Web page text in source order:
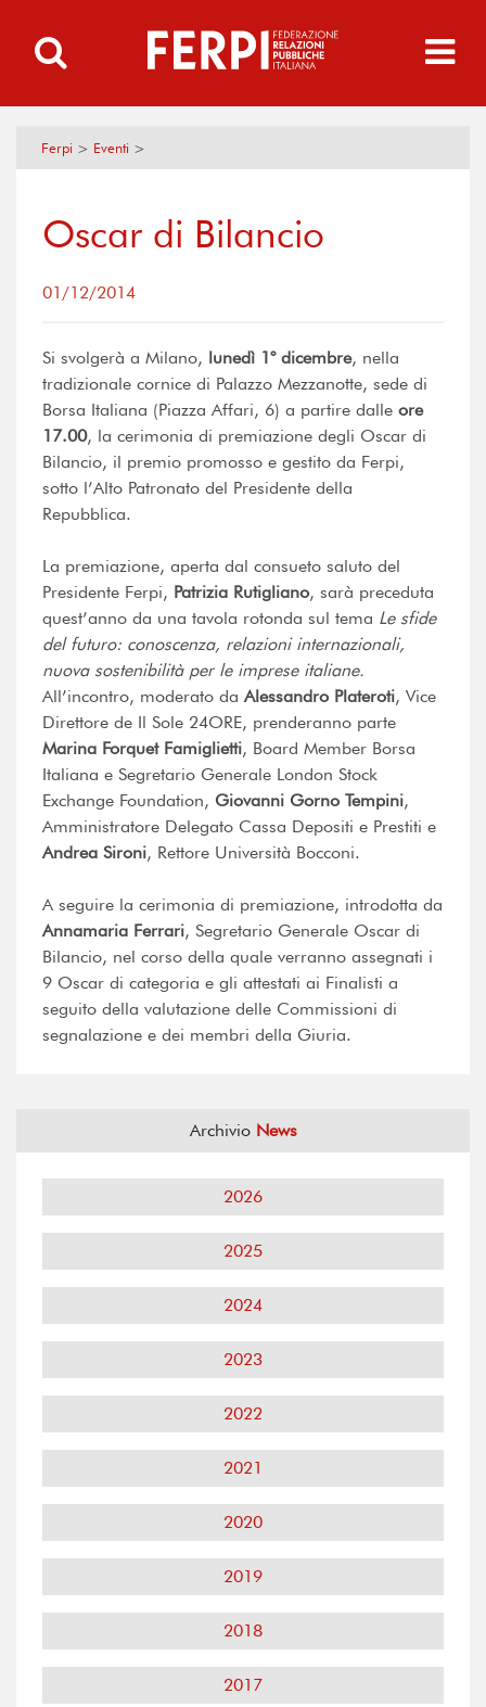
Ferpi > Eventi >
Oscar di Bilancio
01/12/2014
Si svolgerà a Milano, lunedì 1° dicembre, nella
tradizionale cornice di Palazzo Mezzanotte, sede di
Borsa Italiana (Piazza Affari, 6) a partire dalle ore
17.00, la cerimonia di premiazione degli Oscar di
Bilancio, il premio promosso e gestito da Ferpi,
sotto l’Alto Patronato del Presidente della
Repubblica.
La premiazione, aperta dal consueto saluto del
Presidente Ferpi, Patrizia Rutigliano, sarà preceduta
quest’anno da una tavola rotonda sul tema Le sfide
del futuro: conoscenza, relazioni internazionali,
nuova sostenibilità per le imprese italiane.
All’incontro, moderato daAlessandro Plateroti, Vice
Direttore de Il Sole 24ORE, prenderanno parte
Marina Forquet Famiglietti, Board Member Borsa
Italiana e Segretario Generale London Stock
Exchange Foundation, Giovanni Gorno Tempini,
Amministratore Delegato Cassa Depositi e Prestiti e
Andrea Sironi, Rettore Università Bocconi.
A seguire la cerimonia di premiazione, introdotta da
Annamaria Ferrari, Segretario Generale Oscar di
Bilancio, nel corso della quale verranno assegnati i
9 Oscar di categoria e gli attestati ai Finalisti a
seguito della valutazione delle Commissioni di
segnalazione e dei membri della Giuria.
Archivio News
2026
2025
2024
2023
2022
2021
2020
2019
2018
2017